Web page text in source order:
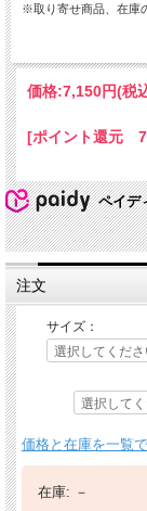
※取り寄せ商品、在庫
価格:7,150円(税
[ポイント還元
ペイデ
注文
サイズ：
価格と在庫を一覧
在庫: －